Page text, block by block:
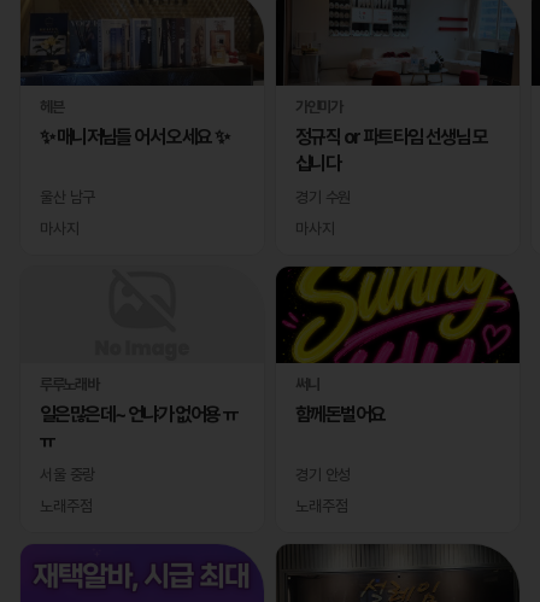
헤븐
✨ 매니저님들 어서 오세요 ✨
울산 남구
마사지
루루노래바
일은많은데~ 언냐가 없어용 ㅠ
ㅠ
서울 중랑
노래주점
가인미가
정규직 or 파트타임 선생님 모
십니다
경기 수원
마사지
써니
함께돈벌어요
경기 안성
노래주점